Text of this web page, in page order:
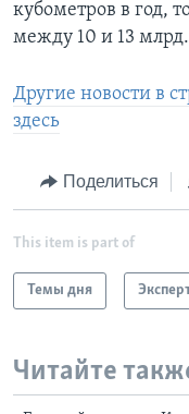
кубометров в год,
между 10 и 13
Другие новости в
здесь
Поделиться
This item is part of
Темы дня
Читайте